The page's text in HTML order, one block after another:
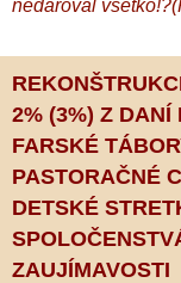
nedaroval
2% (3%) Z DANÍ
FARSKÉ
PASTORAČNÉ
DETSKÉ
ZAUJÍMAVOSTI